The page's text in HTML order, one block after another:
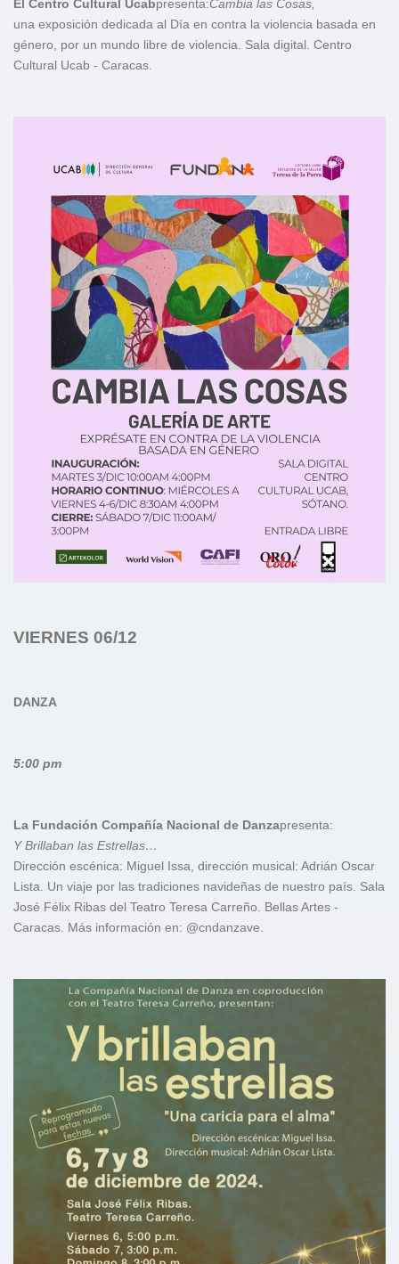
El Centro Cultural Ucabpresenta:Cambia las Cosas,
una exposición dedicada al Día en contra la violencia basada en
género, por un mundo libre de violencia. Sala digital. Centro
Cultural Ucab - Caracas.
VIERNES 06/12
DANZA
5:00 pm
La Fundación Compañía Nacional de Danzapresenta:
Y Brillaban las Estrellas…
Dirección escénica: Miguel Issa, dirección musical: Adrián Oscar
Lista. Un viaje por las tradiciones navideñas de nuestro país. Sala
José Félix Ribas del Teatro Teresa Carreño. Bellas Artes -
Caracas. Más información en: @cndanzave.